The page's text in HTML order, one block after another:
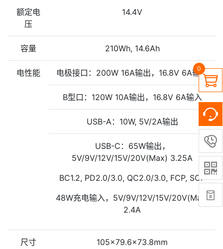

0



额定电
压
14.4V
容量 210Wh, 14.6Ah
电性能 电极接口：200W 16A输出，16.8V 6A输入
B型口：120W 10A输出，16.8V 6A输入
USB-A：10W, 5V/2A输出
USB-C：65W输出，
5V/9V/12V/15V/20V(Max) 3.25A
BC1.2, PD2.0/3.0, QC2.0/3.0, FCP, SCP
48W充电输入，5V/9V/12V/15V/20V(Max)
2.4A
尺寸 105×79.6×73.8mm